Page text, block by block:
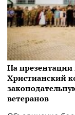
На презентации
Христианский
ветеранов